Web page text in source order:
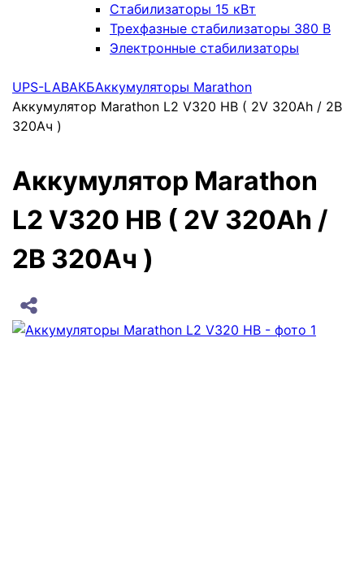
Стабилизаторы 15 кВт
Трехфазные стабилизаторы 380 В
Электронные стабилизаторы
UPS-LABАКБАккумуляторы Marathon
Аккумулятор Marathon L2 V320 HB ( 2V 320Ah / 2В
320Ач )
Аккумулятор Marathon
L2 V320 HB ( 2V 320Ah /
2В 320Ач )